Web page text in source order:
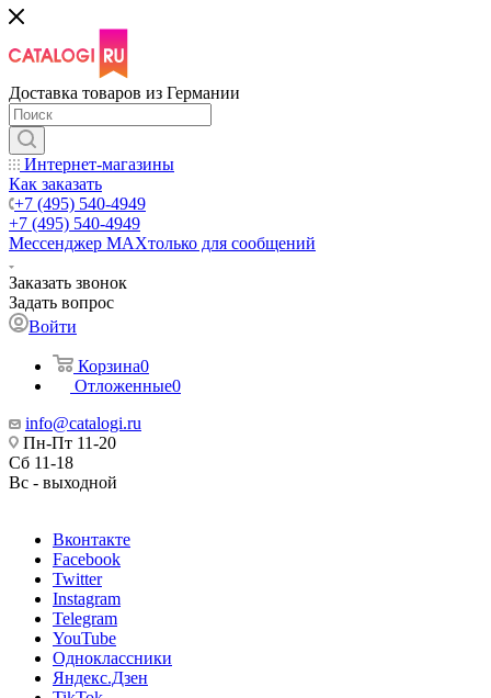
Доставка товаров из Германии
Интернет-магазины
Как заказать
+7 (495) 540-4949
+7 (495) 540-4949
Мессенджер МАХтолько для сообщений
Заказать звонок
Задать вопрос
Войти
Корзина0
Отложенные0
info@catalogi.ru
Пн-Пт 11-20
Сб 11-18
Вс - выходной
Вконтакте
Facebook
Twitter
Instagram
Telegram
YouTube
Одноклассники
Яндекс.Дзен